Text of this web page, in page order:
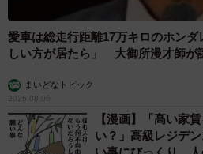
愛車は総走行距離17万キロのホン
しい方が居たら」 大御所漫才師が
まいどなトピック
2026.08.06
【漫画】「高い家
い？」高級レジデ